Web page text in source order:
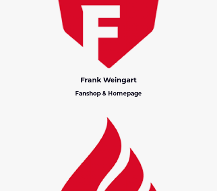
Frank Weingart
Fanshop & Homepage